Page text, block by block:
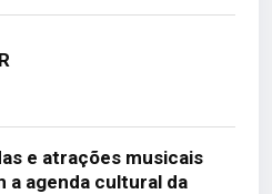
e atrações musicais
a agenda cultural da